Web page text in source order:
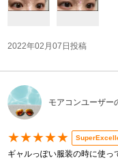
2022年02月07日投稿
モアコンユーザー
★★★★★
ギャルっぽい服装の時に使っ